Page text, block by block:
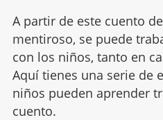
A partir de este cuento
mentiroso, se puede
con los niños, tanto en
Aquí tienes una serie de
niños pueden aprender
cuento.